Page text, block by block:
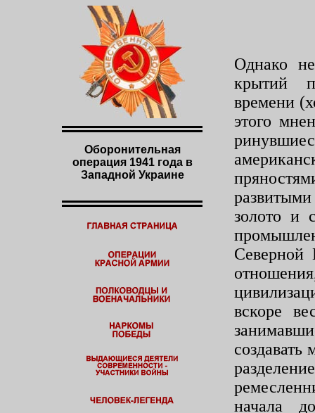
Оборонительная
операция 1941 года в
Западной Украине
Однако
крытий
времени
этого
золото и
Северной
вскоре
начала